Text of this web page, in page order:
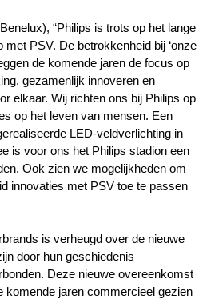
“Philips is trots op het lange
PSV. De betrokkenheid bij ‘onze
de komende jaren de focus op
gezamenlijk innoveren en
elkaar. Wij richten ons bij Philips op
op het leven van mensen. Een
LED-veldverlichting in
is voor ons het Philips stadion een
Ook zien we mogelijkheden om
innovaties met PSV toe te passen
is verheugd over de nieuwe
door hun geschiedenis
Deze nieuwe overeenkomst
komende jaren commercieel gezien